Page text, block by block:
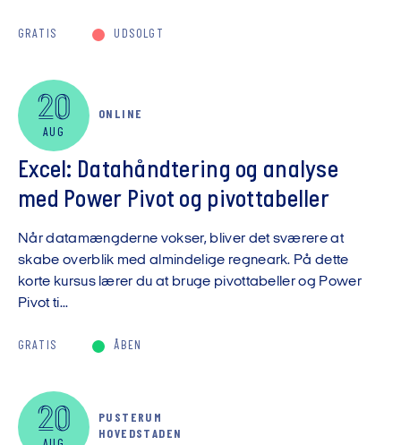
GRATIS UDSOLGT
20
AUG
ONLINE
Excel: Datahåndtering og analyse
med Power Pivot og pivottabeller
Når datamængderne vokser, bliver det sværere at
skabe overblik med almindelige regneark. På dette
korte kursus lærer du at bruge pivottabeller og Power
Pivot ti...
GRATIS ÅBEN
20
PUSTERUM
HOVEDSTADEN